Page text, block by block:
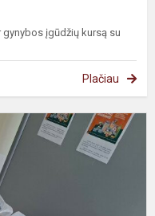
įgūdžių kursą su
Plačiau